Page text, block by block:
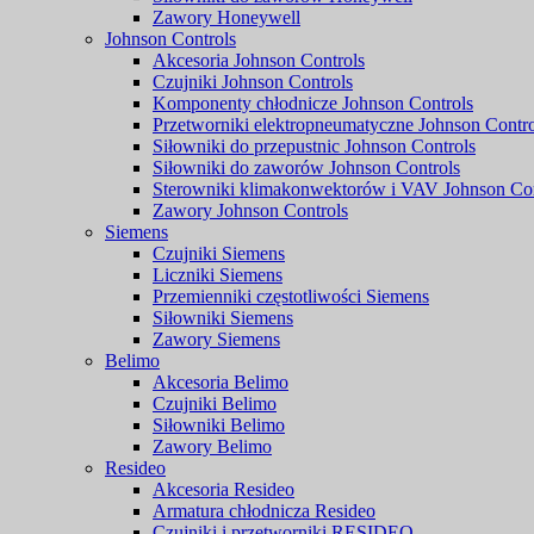
Zawory Honeywell
Johnson Controls
Akcesoria Johnson Controls
Czujniki Johnson Controls
Komponenty chłodnicze Johnson Controls
Przetworniki elektropneumatyczne Johnson
Siłowniki do przepustnic Johnson Controls
Siłowniki do zaworów Johnson Controls
Sterowniki klimakonwektorów i VAV Johnson
Zawory Johnson Controls
Siemens
Czujniki Siemens
Liczniki Siemens
Przemienniki częstotliwości Siemens
Siłowniki Siemens
Zawory Siemens
Belimo
Akcesoria Belimo
Czujniki Belimo
Siłowniki Belimo
Zawory Belimo
Resideo
Akcesoria Resideo
Armatura chłodnicza Resideo